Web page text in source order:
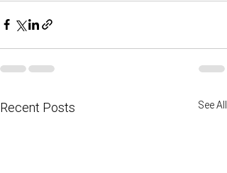
Recent Posts See All